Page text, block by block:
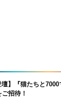
壇】『猫たちと
招待！